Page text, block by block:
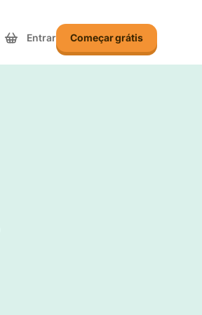
Entrar Começar grátis